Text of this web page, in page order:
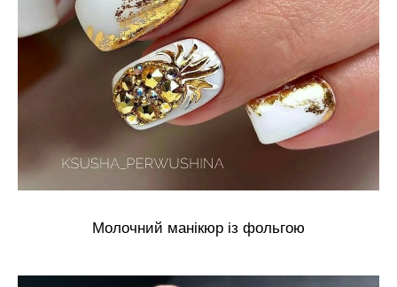
Молочний манікюр із фольгою